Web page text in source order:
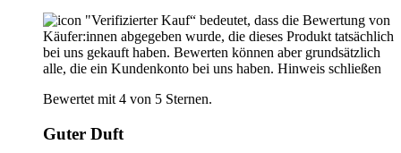
"Verifizierter Kauf“ bedeutet, dass die Bewertung von
Käufer:innen abgegeben wurde, die dieses Produkt tatsächlich
bei uns gekauft haben. Bewerten können aber grundsätzlich
alle, die ein Kundenkonto bei uns haben. Hinweis schließen
Bewertet mit 4 von 5 Sternen.
Guter Duft